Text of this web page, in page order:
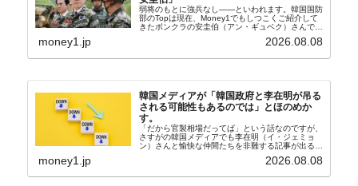
弱将のもとに強兵なし――といわれます。韓国国防
部のTopは現在、Money1でもしつこくご紹介して
きたボンクラの安圭伯（アン・ギュベク）さんで
す。↑経済的無知蒙昧な李在明（イ・ジェミョン）
さんと「韓国初の文官上がり」の国防部長官安圭伯
money1.jp 2026.08.08
韓国メディアが「韓国政府と李在明が吊る
される可能性もあるのでは」とほのめか
す。
「だから官製相場だってば」という話なのですが、
さすがの韓国メディアでも李在明（イ・ジェミョ
ン）さんと愉快な仲間たちを非難する記事が出るよ
『朝鮮日報』に面白い記事が出ています。「東西南
money1.jp 2026.08.08